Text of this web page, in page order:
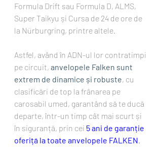
Formula Drift sau Formula D, ALMS,
Super Taikyu și Cursa de 24 de ore de
la Nürburgring, printre altele.
Astfel, având în ADN-ul lor contratimpi
pe circuit, anvelopele Falken sunt
extrem de dinamice și robuste, cu
clasificări de top la frânarea pe
carosabil umed, garantând să te ducă
departe, într-un timp cât mai scurt și
în siguranță, prin cei 5 ani de garanție
oferiță la toate anvelopele FALKEN.